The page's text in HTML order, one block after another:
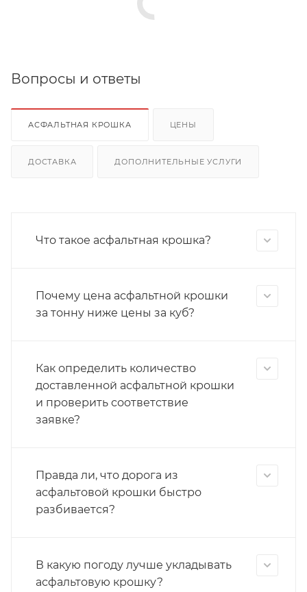
Вопросы и ответы
АСФАЛЬТНАЯ КРОШКА ЦЕНЫ
ДОСТАВКА ДОПОЛНИТЕЛЬНЫЕ УСЛУГИ
Что такое асфальтная крошка?
Почему цена асфальтной крошки
за тонну ниже цены за куб?
Как определить количество
доставленной асфальтной крошки
и проверить соответствие
заявке?
Правда ли, что дорога из
асфальтовой крошки быстро
разбивается?
В какую погоду лучше укладывать
асфальтовую крошку?